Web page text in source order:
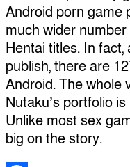
Android porn game
much wider
Hentai titles. In
publish, there are
Android. The whole
Nutaku’s portfolio
Unlike most sex
big on the story.